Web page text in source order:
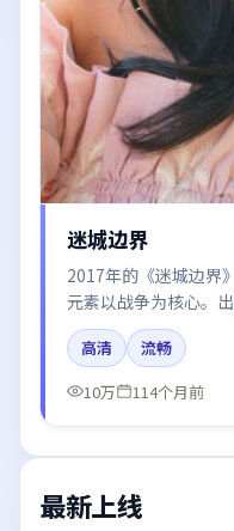
迷城边界
2017年的《迷城边界
元素以战争为核心。
唯、雷佳音所饰角色
论。
高清
流畅
10万
114个月前
最新上线